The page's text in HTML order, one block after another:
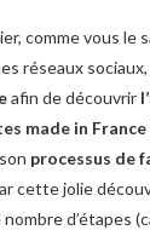
comme vous le
réseaux
afin de découvrir
made in
processus de
cette jolie
nombre d’étapes